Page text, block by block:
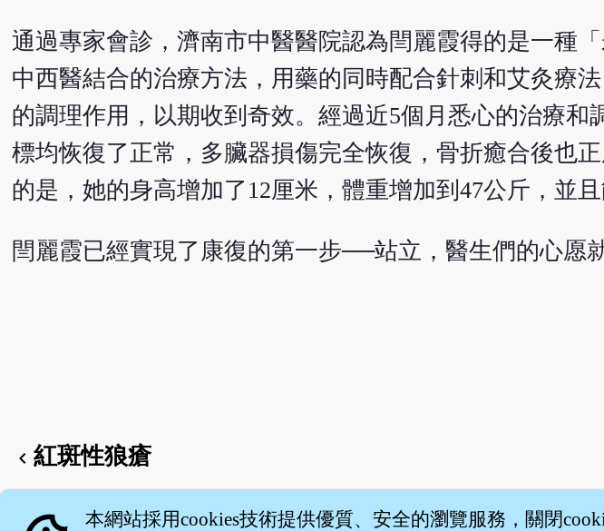
通過專家會診，濟南市中醫醫院認為閆麗霞得的是一種
中西醫結合的治療方法，用藥的同時配合針刺和艾灸療
的調理作用，以期收到奇效。經過近5個月悉心的治療
標均恢復了正常，多臟器損傷完全恢復，骨折癒合後也
的是，她的身高增加了12厘米，體重增加到47公斤，並
閆麗霞已經實現了康復的第一步──站立，醫生們的心愿
chevron_left 紅斑性狼瘡
English version本網站採用cookies技術提供優質、安全的瀏覽服務，關閉